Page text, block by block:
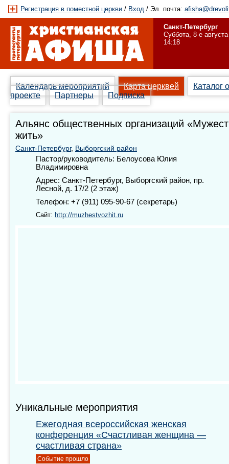
Регистрация в поместной церкви / Вход / Эл. почта:
Санкт-Петербург
Суббота, 8-е августа
14:18
Календарь мероприятий Карта церквей
Каталог
проекте
Партнеры Подписка
Альянс общественных организаций
жить»
Санкт-Петербург, Выборгский район
Пастор/руководитель: Белоусова Юлия
Владимировна
Адрес: Санкт-Петербург, Выборгский район, пр.
Лесной, д. 17/2 (2 этаж)
Телефон: +7 (911) 095-90-67 (секретарь)
Сайт: http://muzhestvozhit.ru
Уникальные мероприятия
Ежегодная всероссийская женская
конференция «Счастливая женщина —
счастливая страна»
Событие прошло